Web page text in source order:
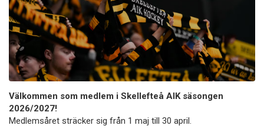
Välkommen som medlem i Skellefteå AIK säsongen
2026/2027!
Medlemsåret sträcker sig från 1 maj till 30 april.